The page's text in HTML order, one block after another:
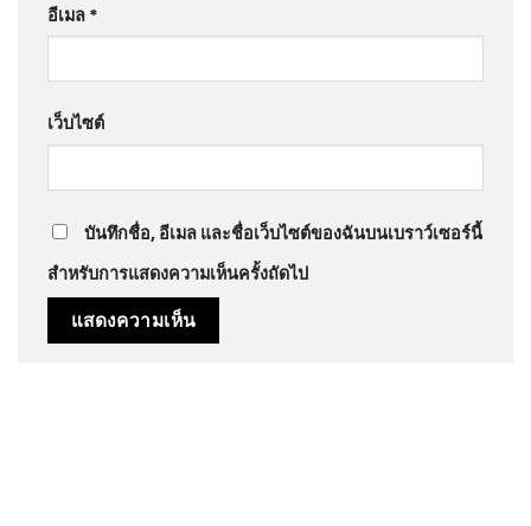
อีเมล *
เว็บไซต์
บันทึกชื่อ, อีเมล และชื่อเว็บไซต์ของฉันบนเบราว์เซอร์นี้
สำหรับการแสดงความเห็นครั้งถัดไป